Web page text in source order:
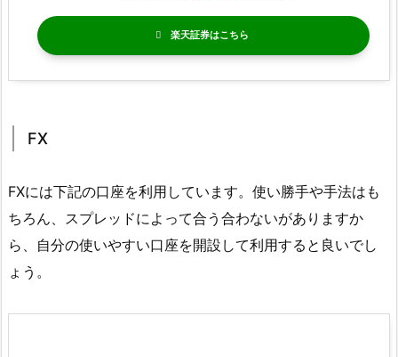
楽天証券
FX
FXには下記の口座を利用しています。使い勝手や手法はも
ちろん、スプレッドによって合う合わないがありますか
ら、自分の使いやすい口座を開設して利用すると良いでし
ょう。